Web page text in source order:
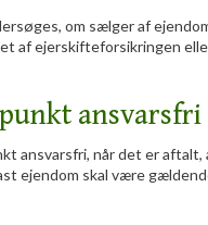
om sælger af
af ejerskifteforsikringen
ansvarsfri
ansvarsfri, når det er aftalt,
ejendom skal være